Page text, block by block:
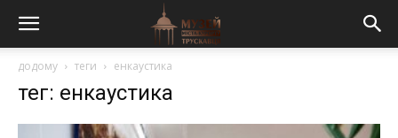
додому теги енкаустика
тег: енкаустика